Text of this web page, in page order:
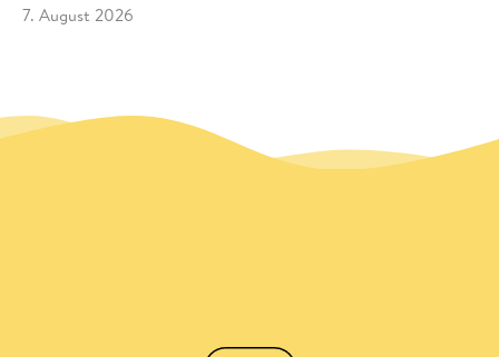
7. August 2026